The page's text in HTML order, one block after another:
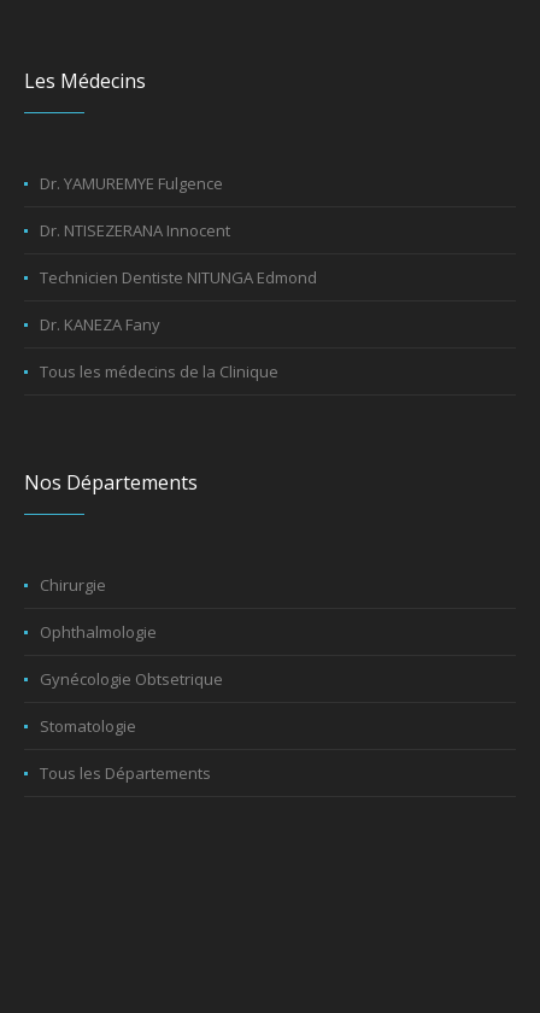
Les Médecins
Dr. YAMUREMYE Fulgence
Dr. NTISEZERANA Innocent
Technicien Dentiste NITUNGA Edmond
Dr. KANEZA Fany
Tous les médecins de la Clinique
Nos Départements
Chirurgie
Ophthalmologie
Gynécologie Obtsetrique
Stomatologie
Tous les Départements